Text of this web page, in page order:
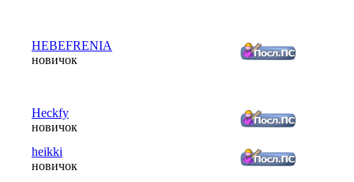
HEBEFRENIA
новичок
Heckfy
новичок
heikki
новичок